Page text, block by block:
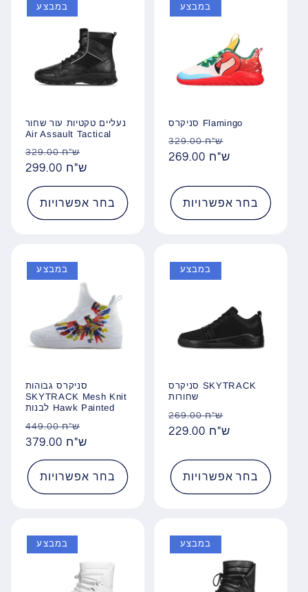
במבצע
נעליים טקטיות עור שחור
Air Assault Tactical
מחיר
רגיל
329.00 ש"ח
299.00 ש"ח
בחר אפשרויות
במבצע
סניקרס Flamingo
מחיר
רגיל
329.00 ש"ח
269.00 ש"ח
בחר אפשרויות
במבצע
סניקרס גבוהות
SKYTRACK Mesh Knit
לבנות Hawk Painted
מחיר
רגיל
449.00 ש"ח
379.00 ש"ח
בחר אפשרויות
במבצע
סניקרס SKYTRACK
שחורות
מחיר
רגיל
269.00 ש"ח
229.00 ש"ח
בחר אפשרויות
במבצע במבצע